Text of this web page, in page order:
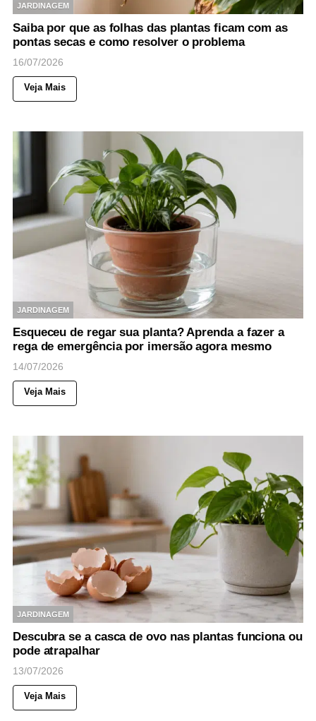
JARDINAGEM
Saiba por que as folhas das plantas ficam com as
pontas secas e como resolver o problema
16/07/2026
Veja Mais
JARDINAGEM
Esqueceu de regar sua planta? Aprenda a fazer a
rega de emergência por imersão agora mesmo
14/07/2026
Veja Mais
JARDINAGEM
Descubra se a casca de ovo nas plantas funciona ou
pode atrapalhar
13/07/2026
Veja Mais